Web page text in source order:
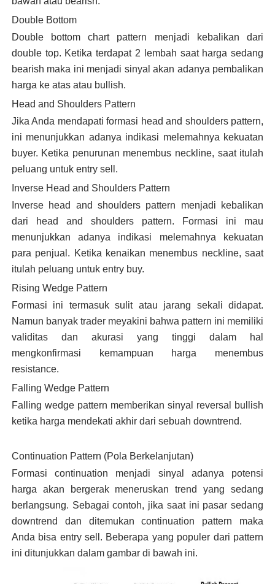
Double Bottom
Double bottom chart pattern menjadi kebalikan dari
double top. Ketika terdapat 2 lembah saat harga sedang
bearish maka ini menjadi sinyal akan adanya pembalikan
harga ke atas atau bullish.
Head and Shoulders Pattern
Jika Anda mendapati formasi head and shoulders pattern,
ini menunjukkan adanya indikasi melemahnya kekuatan
buyer. Ketika penurunan menembus neckline, saat itulah
peluang untuk entry sell.
Inverse Head and Shoulders Pattern
Inverse head and shoulders pattern menjadi kebalikan
dari head and shoulders pattern. Formasi ini mau
menunjukkan adanya indikasi melemahnya kekuatan
para penjual. Ketika kenaikan menembus neckline, saat
itulah peluang untuk entry buy.
Rising Wedge Pattern
Formasi ini termasuk sulit atau jarang sekali didapat.
Namun banyak trader meyakini bahwa pattern ini memiliki
validitas dan akurasi yang tinggi dalam hal
mengkonfirmasi kemampuan harga menembus
resistance.
Falling Wedge Pattern
Falling wedge pattern memberikan sinyal reversal bullish
ketika harga mendekati akhir dari sebuah downtrend.
Continuation Pattern (Pola Berkelanjutan)
Formasi continuation menjadi sinyal adanya potensi
harga akan bergerak meneruskan trend yang sedang
berlangsung. Sebagai contoh, jika saat ini pasar sedang
downtrend dan ditemukan continuation pattern maka
Anda bisa entry sell. Beberapa yang populer dari pattern
ini ditunjukkan dalam gambar di bawah ini.